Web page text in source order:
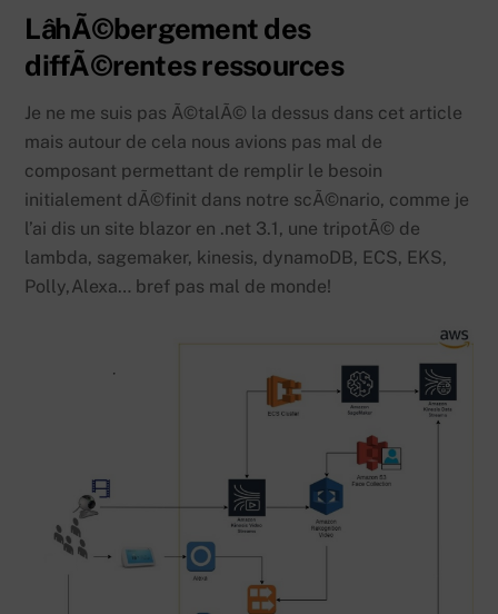
LâhÃ©bergement des
diffÃ©rentes ressources
Je ne me suis pas Ã©talÃ© la dessus dans cet article
mais autour de cela nous avions pas mal de
composant permettant de remplir le besoin
initialement dÃ©finit dans notre scÃ©nario, comme je
l’ai dis un site blazor en .net 3.1, une tripotÃ© de
lambda, sagemaker, kinesis, dynamoDB, ECS, EKS,
Polly,Alexa… bref pas mal de monde!